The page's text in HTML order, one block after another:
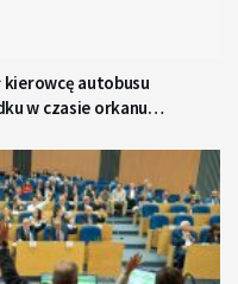
kierowcę autobusu
w czasie orkanu